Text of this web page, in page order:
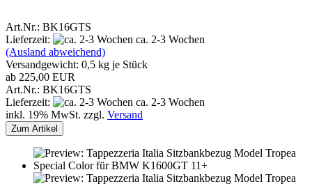
Art.Nr.: BK16GTS
Lieferzeit:
ca. 2-3 Wochen
(Ausland abweichend)
Versandgewicht: 0,5 kg je Stück
ab 225,00 EUR
Art.Nr.: BK16GTS
Lieferzeit:
ca. 2-3 Wochen
inkl. 19% MwSt. zzgl. Versand
Zum Artikel